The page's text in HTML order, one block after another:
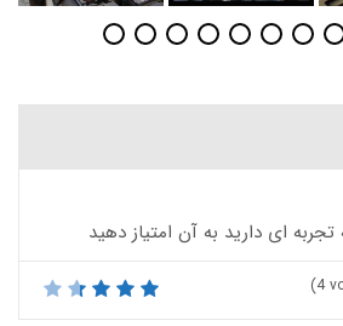
ای دارید به آن امتیاز دهید
(4